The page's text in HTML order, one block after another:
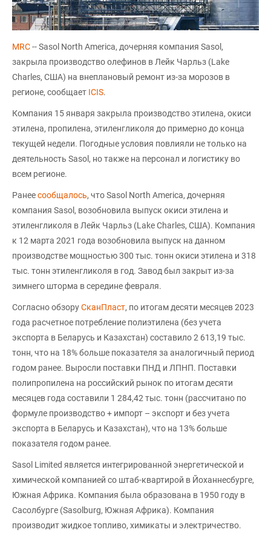
MRC-- Sasol North America, дочерняя компания Sasol,
закрыла производство олефинов в Лейк Чарльз (Lake
Charles, США) на внеплановый ремонт из-за морозов в
регионе, сообщает ICIS.
Компания 15 января закрыла производство этилена, окиси
этилена, пропилена, этиленгликоля до примерно до конца
текущей недели. Погодные условия повлияли не только на
деятельность Sasol, но также на персонал и логистику во
всем регионе.
Ранеесообщалось, что Sasol North America, дочерняя
компания Sasol, возобновила выпуск окиси этилена и
этиленгликоля в Лейк Чарльз (Lake Charles, США). Компания
к 12 марта 2021 года возобновила выпуск на данном
производстве мощностью 300 тыс. тонн окиси этилена и 318
тыс. тонн этиленгликоля в год. Завод был закрыт из-за
зимнего шторма в середине февраля.
Согласно обзоруСканПласт, по итогам десяти месяцев 2023
года расчетное потребление полиэтилена (без учета
экспорта в Беларусь и Казахстан) составило 2 613,19 тыс.
тонн, что на 18% больше показателя за аналогичный период
годом ранее. Выросли поставки ПНД и ЛПНП. Поставки
полипропилена на российский рынок по итогам десяти
месяцев года составили 1 284,42 тыс. тонн (рассчитано по
формуле производство + импорт – экспорт и без учета
экспорта в Беларусь и Казахстан), что на 13% больше
показателя годом ранее.
Sasol Limited является интегрированной энергетической и
химической компанией со штаб-квартирой в Йоханнесбурге,
Южная Африка. Компания была образована в 1950 году в
Сасолбурге (Sasolburg, Южная Африка). Компания
производит жидкое топливо, химикаты и электричество.